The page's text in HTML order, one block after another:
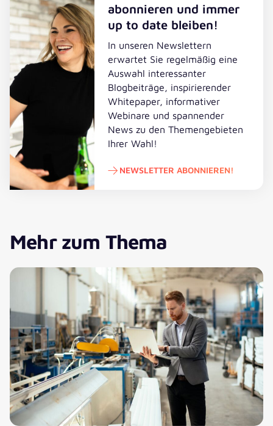
abonnieren und immer
up to date bleiben!
In unseren Newslettern
erwartet Sie regelmäßig eine
Auswahl interessanter
Blogbeiträge, inspirierender
Whitepaper, informativer
Webinare und spannender
News zu den Themengebieten
Ihrer Wahl!
NEWSLETTER ABONNIEREN!
Mehr zum Thema